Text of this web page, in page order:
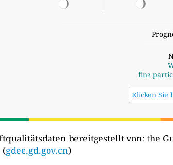
fine
Klicken Sie
bereitgestellt von: the
(gdee.gd.gov.cn)